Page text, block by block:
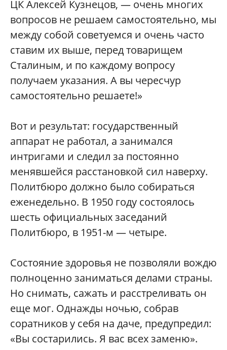
ЦК Алексей Кузнецов, — очень многих
вопросов не решаем самостоятельно, мы
между собой советуемся и очень часто
ставим их выше, перед товарищем
Сталиным, и по каждому вопросу
получаем указания. А вы чересчур
самостоятельно решаете!»
Вот и результат: государственный
аппарат не работал, а занимался
интригами и следил за постоянно
менявшейся расстановкой сил наверху.
Политбюро должно было собираться
еженедельно. В 1950 году состоялось
шесть официальных заседаний
Политбюро, в 1951-м — четыре.
Состояние здоровья не позволяли вождю
полноценно заниматься делами страны.
Но снимать, сажать и расстреливать он
еще мог. Однажды ночью, собрав
соратников у себя на даче, предупредил:
«Вы состарились. Я вас всех заменю».